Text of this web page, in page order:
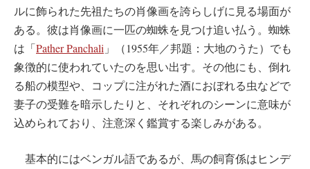
ルに飾られた先祖たちの肖像画を誇らしげに見る場面が
ある。彼は肖像画に一匹の蜘蛛を見つけ追い払う。蜘蛛
は「Pather Panchali 」（1955年／邦題：大地のうた）でも
象徴的に使われていたのを思い出す。その他にも、倒れ
る船の模型や、コップに注がれた酒におぼれる虫などで
妻子の受難を暗示したりと、それぞれのシーンに意味が
込められており、注意深く鑑賞する楽しみがある。
基本的にはベンガル語であるが、馬の飼育係はヒンデ